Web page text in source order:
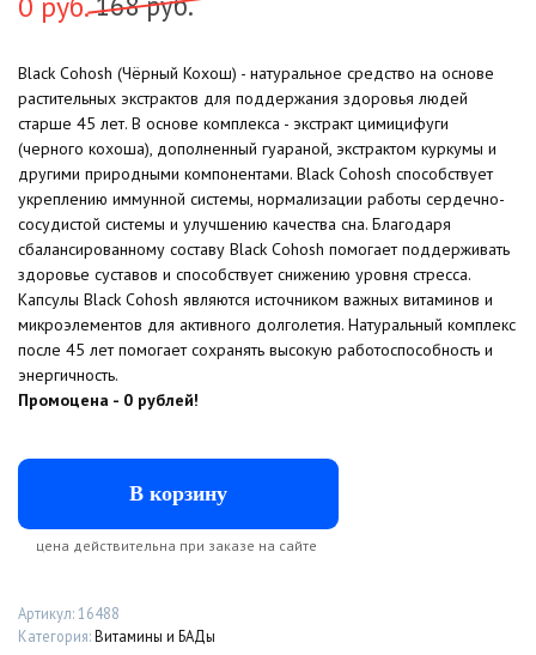
составляла
168
руб..
0
руб..
Black Cohosh (Чёрный Кохош) - натуральное средство на основе
растительных экстрактов для поддержания здоровья людей
старше 45 лет. В основе комплекса - экстракт цимицифуги
(черного кохоша), дополненный гуараной, экстрактом куркумы и
другими природными компонентами. Black Cohosh способствует
укреплению иммунной системы, нормализации работы сердечно-
сосудистой системы и улучшению качества сна. Благодаря
сбалансированному составу Black Cohosh помогает поддерживать
здоровье суставов и способствует снижению уровня стресса.
Капсулы Black Cohosh являются источником важных витаминов и
микроэлементов для активного долголетия. Натуральный комплекс
после 45 лет помогает сохранять высокую работоспособность и
энергичность.
Промоцена - 0 рублей!
В корзину
цена действительна при заказе на сайте
Артикул:16488
Категория:Витамины и БАДы